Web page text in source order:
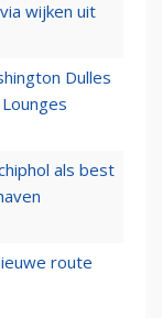
wijken uit
Dulles
als best
route